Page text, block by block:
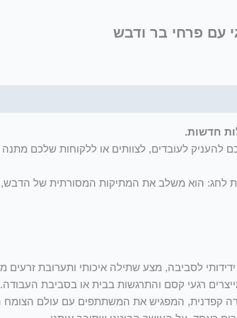
עם פרחי בר ודבש
חדשות.
להעניק לעובדים, לצוותים או ללקוחות שלכם
לחג: הוא משלב את המתיקות המסורתית של
לסביבה, מצע שתילה איכותי ותערובת
רגעי קסם והתרגשות בבית או בסביבת העבודה.
קפדנית, המפגיש את המשתתפים עם עולם הצומח